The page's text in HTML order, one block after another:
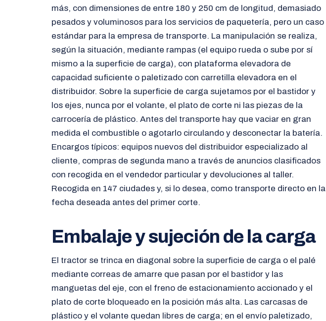
más, con dimensiones de entre 180 y 250 cm de longitud, demasiado
pesados y voluminosos para los servicios de paquetería, pero un caso
estándar para la empresa de transporte. La manipulación se realiza,
según la situación, mediante rampas (el equipo rueda o sube por sí
mismo a la superficie de carga), con plataforma elevadora de
capacidad suficiente o paletizado con carretilla elevadora en el
distribuidor. Sobre la superficie de carga sujetamos por el bastidor y
los ejes, nunca por el volante, el plato de corte ni las piezas de la
carrocería de plástico. Antes del transporte hay que vaciar en gran
medida el combustible o agotarlo circulando y desconectar la batería.
Encargos típicos: equipos nuevos del distribuidor especializado al
cliente, compras de segunda mano a través de anuncios clasificados
con recogida en el vendedor particular y devoluciones al taller.
Recogida en 147 ciudades y, si lo desea, como transporte directo en la
fecha deseada antes del primer corte.
Embalaje y sujeción de la carga
El tractor se trinca en diagonal sobre la superficie de carga o el palé
mediante correas de amarre que pasan por el bastidor y las
manguetas del eje, con el freno de estacionamiento accionado y el
plato de corte bloqueado en la posición más alta. Las carcasas de
plástico y el volante quedan libres de carga; en el envío paletizado,